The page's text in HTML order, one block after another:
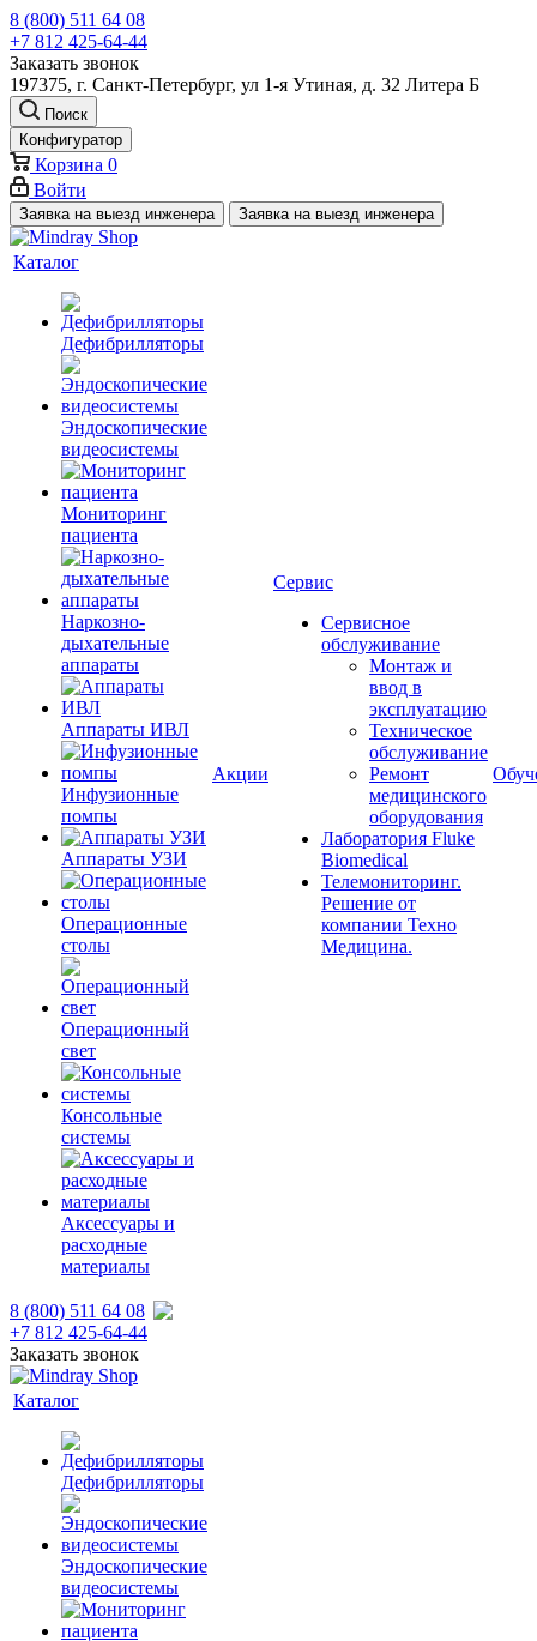
8 (800) 511 64 08
+7 812 425-64-44
Заказать звонок
197375, г. Санкт-Петербург, ул 1-я Утиная, д. 32 Литера Б
Поиск
Конфигуратор
Корзина 0
Войти
Заявка на выезд инженера Заявка на выезд инженера
Каталог
Дефибрилляторы
Эндоскопические
видеосистемы
Мониторинг
пациента
Наркозно-
дыхательные
аппараты
Аппараты ИВЛ
Инфузионные
помпы
Аппараты УЗИ
Операционные
столы
Операционный
свет
Консольные
системы
Аксессуары и
расходные
материалы
Акции
Сервис
Сервисное
обслуживание
Монтаж и
ввод в
эксплуатацию
Техническое
обслуживание
Ремонт
медицинского
оборудования
Лаборатория Fluke
Biomedical
Телемониторинг.
Решение от
компании Техно
Медицина.
8 (800) 511 64 08
+7 812 425-64-44
Заказать звонок
Каталог
Дефибрилляторы
Эндоскопические
видеосистемы